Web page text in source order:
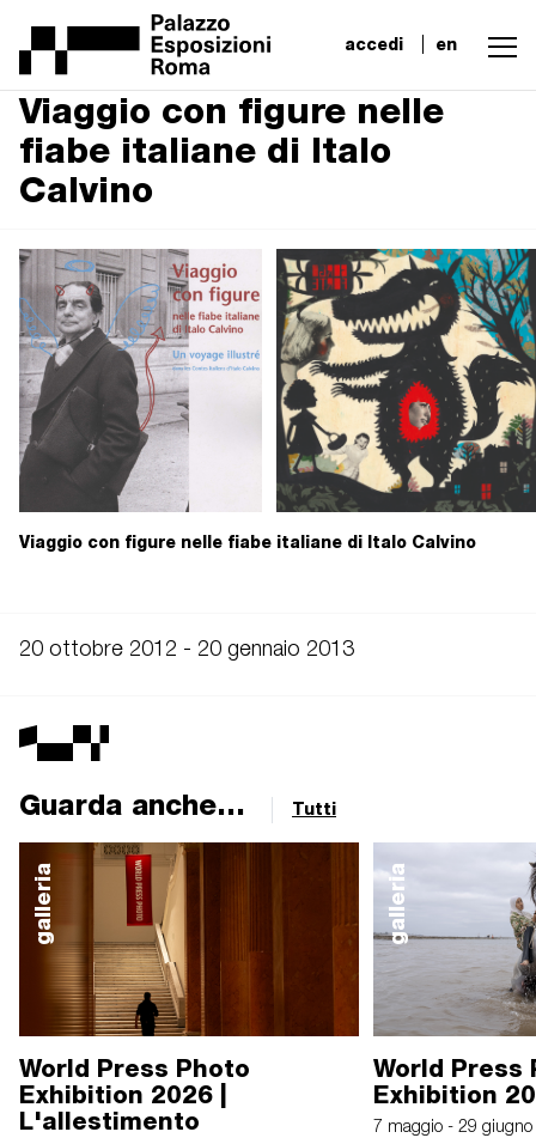
accedi en
Viaggio con figure nelle
fiabe italiane di Italo
Calvino
Viaggio con figure nelle fiabe italiane di Italo Calvino
20 ottobre 2012 - 20 gennaio 2013
Guarda anche... Tutti
galleria
World Press Photo
Exhibition 2026 |
L'allestimento
galleria
World Press
Exhibition
7 maggio - 29